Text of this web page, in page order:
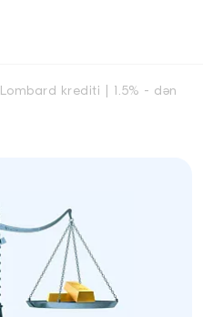
Lombard krediti | 1.5% - dən